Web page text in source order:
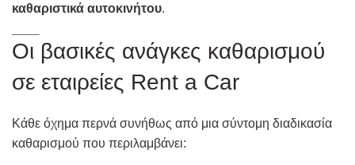
καθαριστικά αυτοκινήτου.
Οι βασικές ανάγκες καθαρισμού
σε εταιρείες Rent a Car
Κάθε όχημα περνά συνήθως από μια σύντομη διαδικασία
καθαρισμού που περιλαμβάνει: